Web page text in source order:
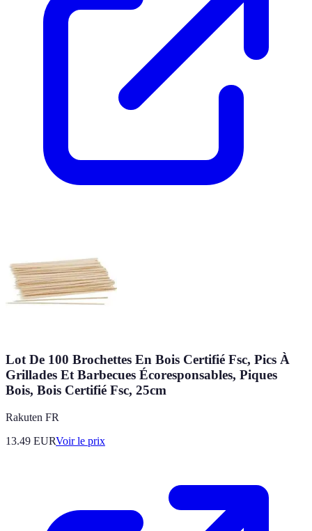
Lot De 100 Brochettes En Bois Certifié Fsc, Pics À
Grillades Et Barbecues Écoresponsables, Piques
Bois, Bois Certifié Fsc, 25cm
Rakuten FR
13.49 EURVoir le prix